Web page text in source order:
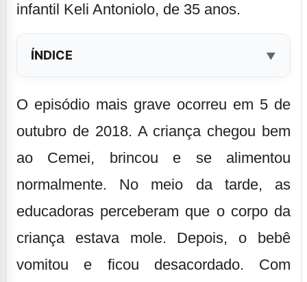
infantil Keli Antoniolo, de 35 anos.
ÍNDICE
O episódio mais grave ocorreu em 5 de
outubro de 2018. A criança chegou bem
ao Cemei, brincou e se alimentou
normalmente. No meio da tarde, as
educadoras perceberam que o corpo da
criança estava mole. Depois, o bebê
vomitou e ficou desacordado. Com